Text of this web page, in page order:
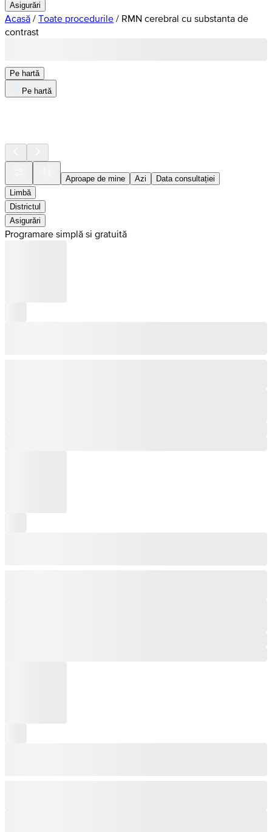
Asigurări
Acasă / Toate procedurile / RMN cerebral cu substanta de
contrast
Pe hartă
Pe hartă
Aproape de mine Azi
Data consultației
Limbă
Districtul
Asigurări
Programare simplă si gratuită